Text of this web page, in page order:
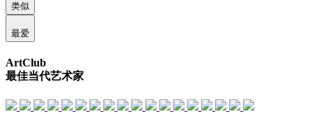
类似
最爱
ArtClub
最佳当代艺术家